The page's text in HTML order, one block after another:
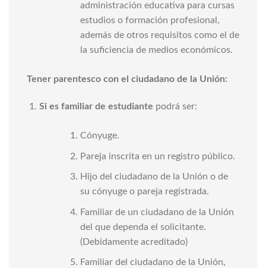
administración educativa para cursas
estudios o formación profesional,
además de otros requisitos como el de
la suficiencia de medios económicos.
Tener parentesco con el ciudadano de la Unión:
Si es familiar de estudiante podrá ser:
Cónyuge.
Pareja inscrita en un registro público.
Hijo del ciudadano de la Unión o de
su cónyuge o pareja registrada.
Familiar de un ciudadano de la Unión
del que dependa el solicitante.
(Debidamente acreditado)
Familiar del ciudadano de la Unión,